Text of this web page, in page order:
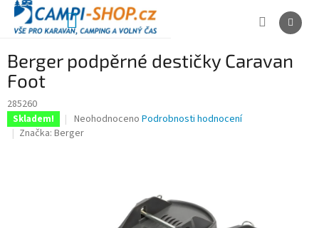
Přejít
obsah
NÁKUPNÍ
Berger podpěrné destičky Caravan
Foot
285260
Skladem!
Průměrné
hodnocení
Neohodnoceno Podrobnosti hodnocení
Značka: Berger